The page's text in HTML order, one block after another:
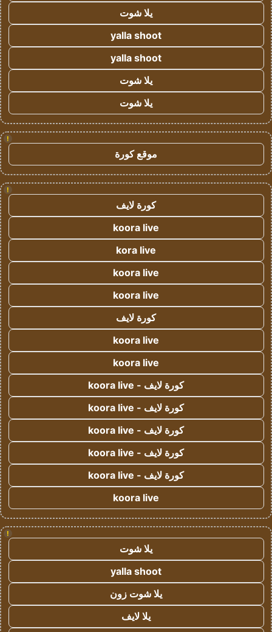
يلا شوت
yalla shoot
yalla shoot
يلا شوت
يلا شوت
!
موقع كورة
!
كورة لايف
koora live
kora live
koora live
koora live
كورة لايف
koora live
koora live
كورة لايف - koora live
كورة لايف - koora live
كورة لايف - koora live
كورة لايف - koora live
كورة لايف - koora live
koora live
!
يلا شوت
yalla shoot
يلا شوت زون
يلا لايف